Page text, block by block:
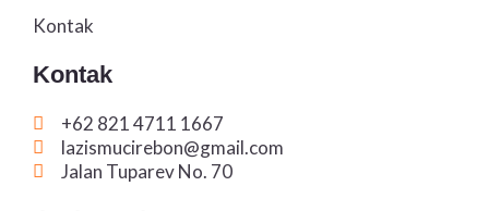
Kontak
Kontak
+62 821 4711 1667
lazismucirebon@gmail.com
Jalan Tuparev No. 70